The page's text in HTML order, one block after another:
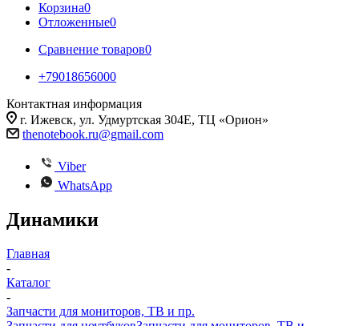
Корзина0
Отложенные0
Сравнение товаров0
+79018656000
Контактная информация
г. Ижевск, ул. Удмуртская 304Е, ТЦ «Орион»
thenotebook.ru@gmail.com
Viber
WhatsApp
Динамики
Главная
-
Каталог
-
Запчасти для мониторов, ТВ и пр.